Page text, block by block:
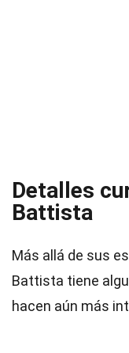
Detalles
Battista
Más allá de sus
Battista tiene
hacen aún más